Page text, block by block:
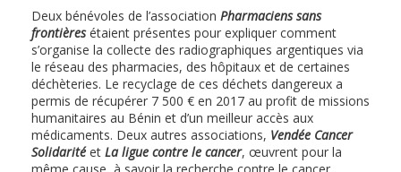
Deux bénévoles de l’association Pharmaciens sans
frontièresétaient présentes pour expliquer comment
s’organise la collecte des radiographiques argentiques via
le réseau des pharmacies, des hôpitaux et de certaines
déchèteries. Le recyclage de ces déchets dangereux a
permis de récupérer 7 500 € en 2017 au profit de missions
humanitaires au Bénin et d’un meilleur accès aux
médicaments. Deux autres associations, Vendée Cancer
Solidaritéet La ligue contre le cancer, œuvrent pour la